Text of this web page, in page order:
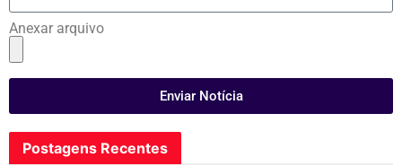
Anexar arquivo
Enviar Notícia
Postagens Recentes